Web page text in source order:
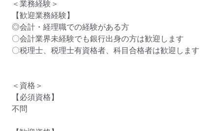
＜業務経験＞
【歓迎業務経験】
◎会計・経理職での経験がある方
〇会計業界未経験でも銀行出身の方は歓迎します
〇税理士、税理士有資格者、科目合格者は歓迎します
＜資格＞
【必須資格】
不問